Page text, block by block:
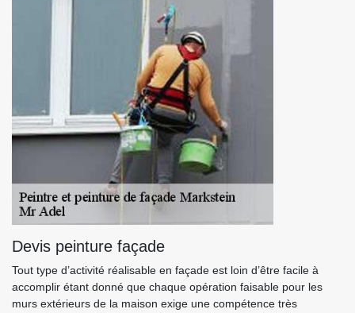
Devis peinture façade
Tout type d’activité réalisable en façade est loin d’être facile à
accomplir étant donné que chaque opération faisable pour les
murs extérieurs de la maison exige une compétence très